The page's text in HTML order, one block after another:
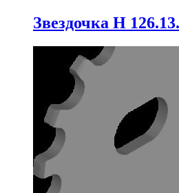
Звездочка Н